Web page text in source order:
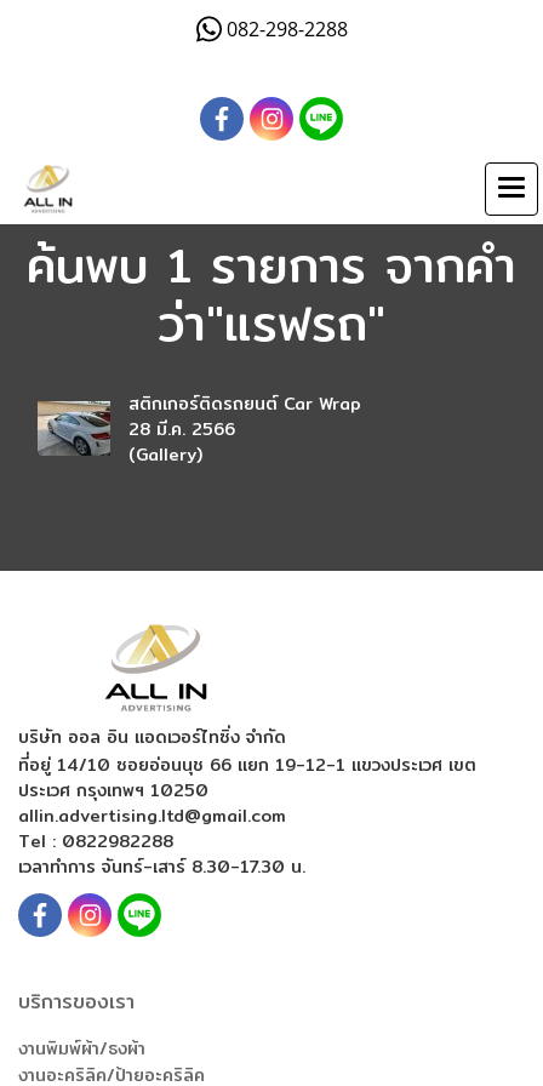
082-298-2288
ค้นพบ 1 รายการ จากคำ
ว่า"แรฟรถ"
สติกเกอร์ติดรถยนต์ Car Wrap
28 มี.ค. 2566
(Gallery)
บริษัท ออล อิน แอดเวอร์ไทซิ่ง จำกัด
ที่อยู่ 14/10 ซอยอ่อนนุช 66 แยก 19-12-1 แขวงประเวศ เขต
ประเวศ กรุงเทพฯ 10250
allin.advertising.ltd@gmail.com
Tel : 0822982288
เวลาทำการ จันทร์-เสาร์ 8.30-17.30 น.
บริการของเรา
งานพิมพ์ผ้า/ธงผ้า
งานอะคริลิค/ป้ายอะคริลิค